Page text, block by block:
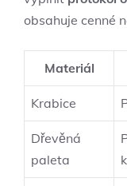
obsahuje cenné
Materiál
Krabice
Dřevěná
paleta